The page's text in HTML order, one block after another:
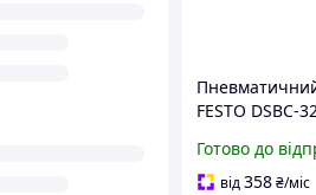
FESTO DSBC-
1376424
Готово до
від358₴/міс